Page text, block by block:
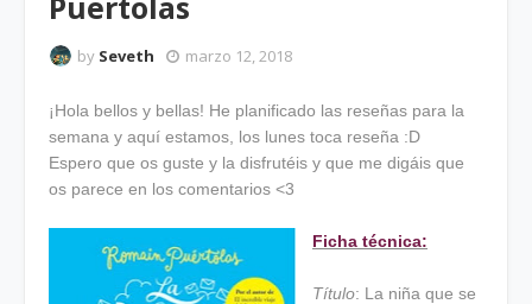
by Seveth marzo 12, 2018
¡Hola bellos y bellas! He planificado las reseñas para la
semana y aquí estamos, los lunes toca reseña :D
Espero que os guste y la disfrutéis y que me digáis que
os parece en los comentarios <3
Ficha técnica:
Título: La niña que se